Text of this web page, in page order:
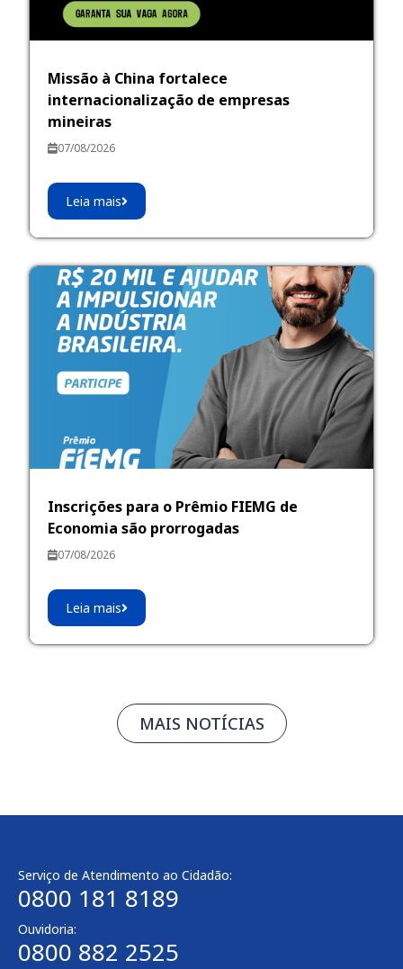
Missão à China fortalece
internacionalização de empresas
mineiras
07/08/2026
Leia mais
Inscrições para o Prêmio FIEMG de
Economia são prorrogadas
07/08/2026
Leia mais
MAIS NOTÍCIAS
Serviço de Atendimento ao Cidadão:
0800 181 8189
Ouvidoria:
0800 882 2525